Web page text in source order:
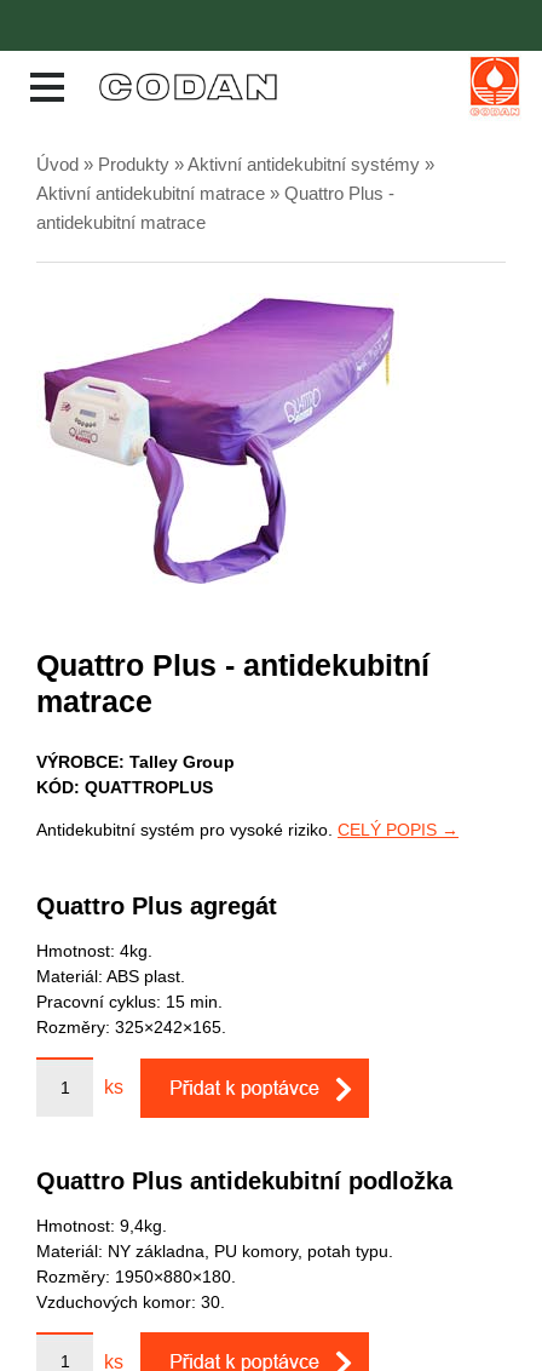
Úvod » Produkty »Aktivní antidekubitní systémy »
Aktivní antidekubitní matrace » Quattro Plus -
antidekubitní matrace
Quattro Plus - antidekubitní
matrace
VÝROBCE: Talley Group
KÓD: QUATTROPLUS
Antidekubitní systém pro vysoké riziko. CELÝ POPIS →
Quattro Plus agregát
Hmotnost: 4kg.
Materiál: ABS plast.
Pracovní cyklus: 15 min.
Rozměry: 325×242×165.
ks
Quattro Plus antidekubitní podložka
Hmotnost: 9,4kg.
Materiál: NY základna, PU komory, potah typu.
Rozměry: 1950×880×180.
Vzduchových komor: 30.
ks